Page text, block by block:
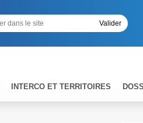
INTERCO ET TERRITOIRES